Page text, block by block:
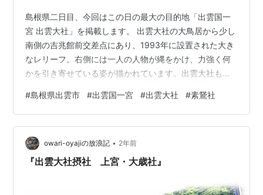
島根県二日目、今回はこの日の最大の目的地「出雲国一
宮 出雲大社」を掲載します。 出雲大社の大鳥居から少し
南側の吉兆館前交差点にあり、1993年に設置された大き
なレリーフ。右側には一人の人物が縄をかけ、力強く何
かを引き寄せている姿が描かれています。出雲大社も近
の方、出雲風土記の国引き神話に現れる八束水臣津野
命。 出雲の国を大きくしようと、三瓶山と大山に縄をか
け、海の先に見えている新羅の大地を力強く引き寄せる
命の姿が描かれています。 引き寄せられた大地は出雲大
社が鎮座する杵築の岬や三保の岬となり、今の島根半島
#島根県出雲市 #出雲国一宮 #出雲大社 #素鵞社
owari-oyajiの放浪記 • 2年前
『出雲大社摂社 上宮・大歳社』